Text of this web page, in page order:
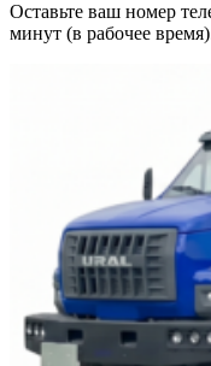
Оставьте ваш номер
минут (в рабочее